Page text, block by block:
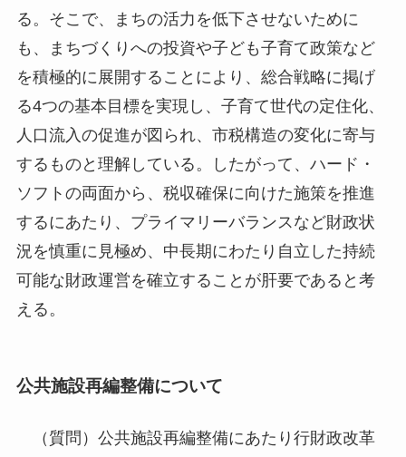
る。そこで、まちの活力を低下させないために
も、まちづくりへの投資や子ども子育て政策など
を積極的に展開することにより、総合戦略に掲げ
る4つの基本目標を実現し、子育て世代の定住化、
人口流入の促進が図られ、市税構造の変化に寄与
するものと理解している。したがって、ハード・
ソフトの両面から、税収確保に向けた施策を推進
するにあたり、プライマリーバランスなど財政状
況を慎重に見極め、中長期にわたり自立した持続
可能な財政運営を確立することが肝要であると考
える。
公共施設再編整備について
（質問）公共施設再編整備にあたり行財政改革